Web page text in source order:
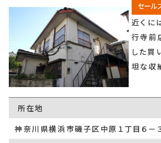
セール
近くに
行寺前
した買
坦な収
所在地
神奈川県横浜市磯子区中原１丁目６－